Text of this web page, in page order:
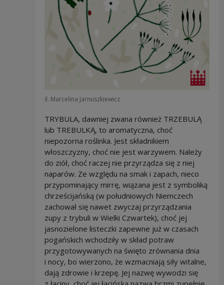
il. Marcelina Jarnuszkiewicz
TRYBULA, dawniej zwana również TRZEBULĄ
lub TREBULKĄ, to aromatyczna, choć
niepozorna roślinka. Jest składnikiem
włoszczyzny, choć nie jest warzywem. Należy
do ziół, choć raczej nie przyrządza się z niej
naparów. Ze względu na smak i zapach, nieco
przypominający mirrę, wiązana jest z symboliką
chrześcijańską (w południowych Niemczech
zachował się nawet zwyczaj przyrządzania
zupy z trybuli w Wielki Czwartek), choć jej
jasnozielone listeczki zapewne już w czasach
pogańskich wchodziły w skład potraw
przygotowywanych na święto zrównania dnia
i nocy, bo wierzono, że wzmacniają siły witalne,
dają zdrowie i krzepę. Jej nazwę wywodzi się